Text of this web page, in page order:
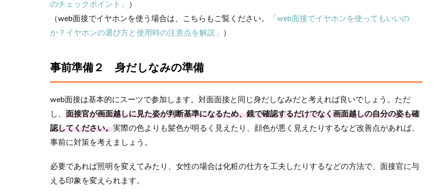
のチェックポイント」
）
（web面接でイヤホンを使う場合は、こちらもご覧ください。
「web面接でイヤホンを使ってもいいの
か？イヤホンの選び方と使用時の注意点を解説」
）
事前準備２ 身だしなみの準備
web面接は基本的にスーツで参加します。対面面接と同じ身だしなみだと考えれば良いでしょう。ただ
し、 面接官が画面越しに見た姿が判断基準になるため、鏡で確認するだけでなく画面越しの自分の姿も確
認してください。実際の色よりも髪色が明るく見えたり、顔色が悪く見えたりするなど改善点があれば、
事前に対策を考えましょう。
必要であれば照明を変えてみたり、女性の場合は化粧の仕方を工夫したりするなどの方法で、面接官に与
える印象を変えられます。